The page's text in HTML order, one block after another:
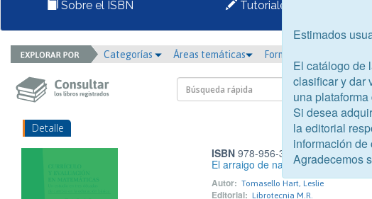
Sobre el ISBN Tutoriales
Categorías Áreas temáticas Formato
Detalle
ISBN978-956-327-019-8
El arraigo de naves en Chile
Autor: Tomasello Hart, Leslie
Editorial: Librotecnia M.R.
Estimados
El catálogo de
clasificar y dar
una
Si desea
la editorial
información
Agradecemos